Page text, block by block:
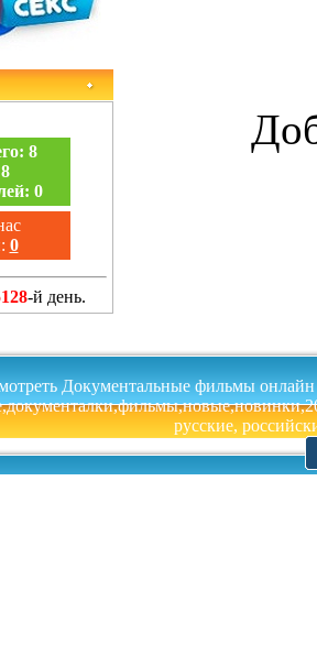
8
8
0
0
-й день.
Документальные фильмы онлайн
русские,